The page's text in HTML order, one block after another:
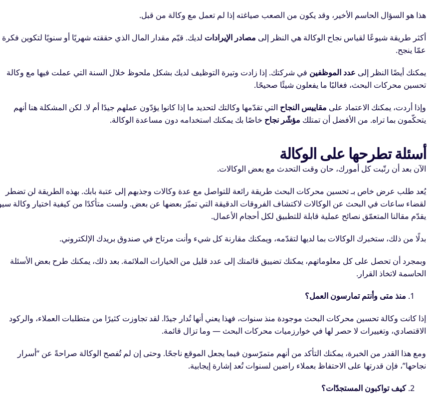
هذا هو السؤال الحاسم الأخير، وقد يكون من الصعب صياغته إذا لم تعمل مع وكالة من قبل.
أكثر طريقة شيوعًا لقياس نجاح الوكالة هي النظر إلى مصادر الإيرادات لديك. قيّم مقدار المال الذي حققته شهريًا أو سنويًا لتكوين فكرة
عمّا ينجح.
يمكنك أيضًا النظر إلى عدد الموظفين في شركتك. إذا زادت وتيرة التوظيف لديك بشكل ملحوظ خلال السنة التي عملت فيها مع وكالة
تحسين محركات البحث، فغالبًا ما يفعلون شيئًا صحيحًا.
وإذا أردت، يمكنك الاعتماد على مقاييس النجاح التي تقدّمها وكالتك لتحديد ما إذا كانوا يؤدّون عملهم جيدًا أم لا. لكن المشكلة هنا أنهم
يتحكّمون بما تراه. من الأفضل أن تمتلك مؤشّر نجاح خاصًا بك يمكنك استخدامه دون مساعدة الوكالة.
أسئلة تطرحها على الوكالة
الآن بعد أن رتّبت كل أمورك، حان وقت التحدث مع بعض الوكالات.
يُعد طلب عرض خاص بـ تحسين محركات البحث طريقة رائعة للتواصل مع عدة وكالات وجذبهم إلى عتبة بابك. بهذه الطريقة لن تضطر
لقضاء ساعات في البحث عن الوكالات لاكتشاف الفروقات الدقيقة التي تميّز بعضها عن بعض. ولست متأكدًا من كيفية اختيار وكالة
يقدّم مقالنا المتعمّق نصائح عملية قابلة للتطبيق لكل أحجام الأعمال.
بدلًا من ذلك، ستخبرك الوكالات بما لديها لتقدّمه، ويمكنك مقارنة كل شيء وأنت مرتاح في صندوق بريدك الإلكتروني.
وبمجرد أن تحصل على كل معلوماتهم، يمكنك تضييق قائمتك إلى عدد قليل من الخيارات الملائمة. بعد ذلك، يمكنك طرح بعض الأسئلة
الحاسمة لاتخاذ القرار.
منذ متى وأنتم تمارسون العمل؟
إذا كانت وكالة تحسين محركات البحث موجودة منذ سنوات، فهذا يعني أنها تُدار جيدًا. لقد تجاوزت كثيرًا من متطلبات العملاء، والركود
الاقتصادي، وتغييرات لا حصر لها في خوارزميات محركات البحث — وما تزال قائمة.
ومع هذا القدر من الخبرة، يمكنك التأكد من أنهم متمرّسون فيما يجعل الموقع ناجحًا. وحتى إن لم تُفصح الوكالة صراحةً عن “أسرار
نجاحها”، فإن قدرتها على الاحتفاظ بعملاء راضين لسنوات تُعد إشارة إيجابية.
كيف تواكبون المستجدّات؟